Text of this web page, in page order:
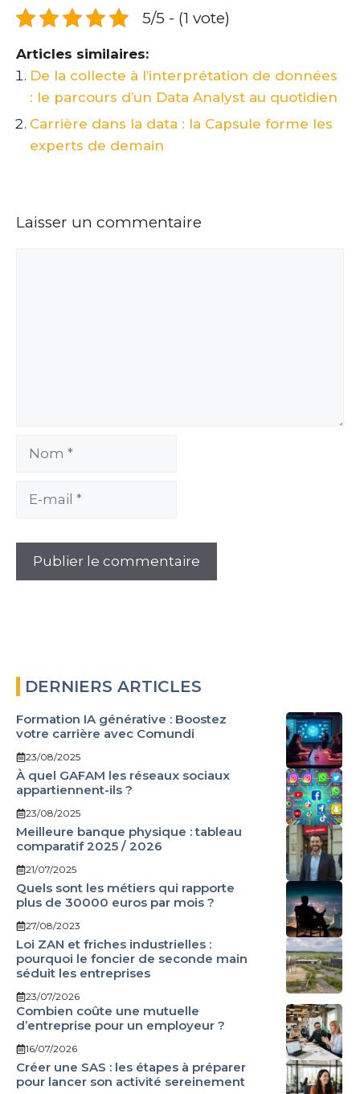
5/5 - (1 vote)
Articles similaires:
De la collecte à l’interprétation de données
: le parcours d’un Data Analyst au quotidien
Carrière dans la data : la Capsule forme les
experts de demain
Laisser un commentaire
Nom
DERNIERS ARTICLES
Formation IA générative : Boostez
votre carrière avec Comundi
23/08/2025
À quel GAFAM les réseaux sociaux
appartiennent-ils ?
23/08/2025
Meilleure banque physique : tableau
comparatif 2025 / 2026
21/07/2025
Quels sont les métiers qui rapporte
plus de 30000 euros par mois ?
27/08/2023
Loi ZAN et friches industrielles :
pourquoi le foncier de seconde main
séduit les entreprises
23/07/2026
Combien coûte une mutuelle
d’entreprise pour un employeur ?
16/07/2026
Créer une SAS : les étapes à préparer
pour lancer son activité sereinement